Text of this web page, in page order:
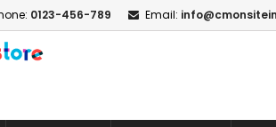
0123-456-789 Email: